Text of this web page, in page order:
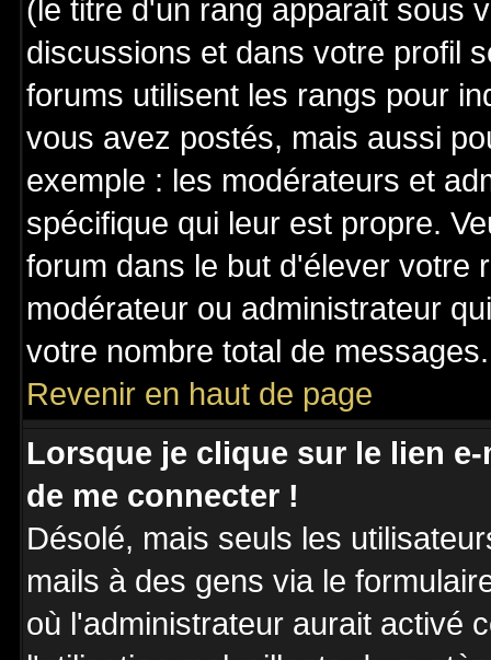
(le titre d'un rang apparaît sous
discussions et dans votre profil
forums utilisent les rangs pour
vous avez postés, mais aussi
exemple : les modérateurs et
spécifique qui leur est propre.
forum dans le but d'élever votre
modérateur ou administrateur
votre nombre total de messages.
Revenir en haut de page
Lorsque je clique sur le lien
de me connecter !
Désolé, mais seuls les
mails à des gens via le
où l'administrateur aurait activé